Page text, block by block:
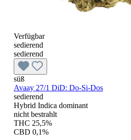
Verfügbar
sedierend
sedierend
süß
Avaay 27/1 DiD: Do-Si-Dos
sedierend
Hybrid Indica dominant
nicht bestrahlt
THC 25,5%
CBD 0,1%